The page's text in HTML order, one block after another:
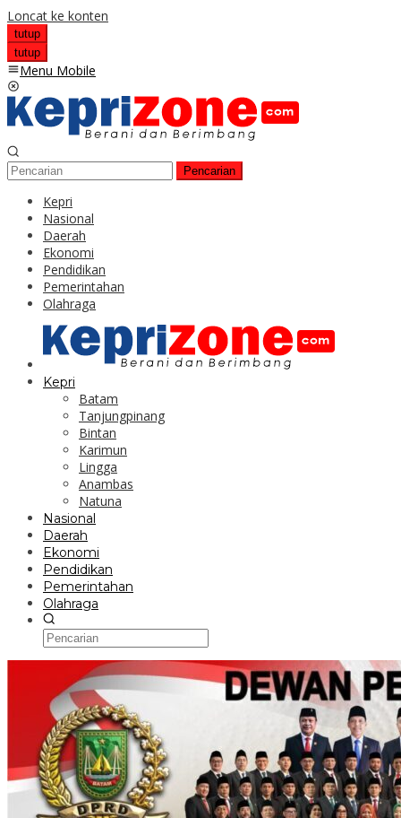
Loncat ke konten
tutup
tutup
Menu Mobile
Pencarian
Kepri
Nasional
Daerah
Ekonomi
Pendidikan
Pemerintahan
Olahraga
Kepri
Batam
Tanjungpinang
Bintan
Karimun
Lingga
Anambas
Natuna
Nasional
Daerah
Ekonomi
Pendidikan
Pemerintahan
Olahraga